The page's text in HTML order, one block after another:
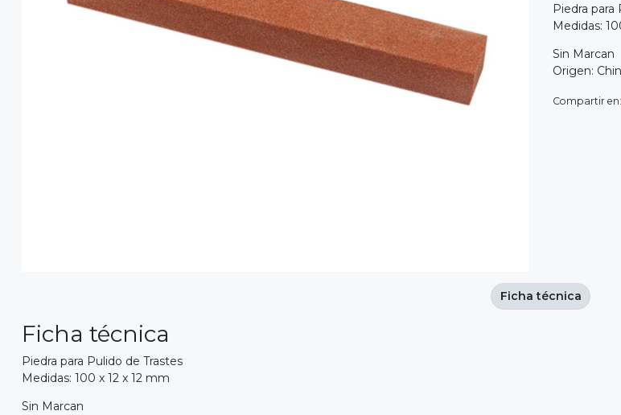
Piedra para
Medidas:
Sin Marcan
Origen:
Compartir en:
Ficha técnica
Piedra para Pulido de Trastes
Medidas: 100 x 12 x 12 mm
Sin Marcan
Ficha técnica